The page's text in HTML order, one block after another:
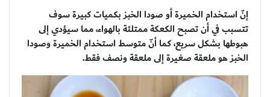
إنّ استخدام الخميرة أو صودا الخبز بكميات كبيرة سوف
تتسبب في أن تصبح الكعكة ممتلئة بالهواء، مما سيؤدي إلى
هبوطها بشكل سريع، كما أنّ متوسط استخدام الخميرة وصودا
الخبز هو ملعقة صغيرة إلى ملعقة ونصف فقط.